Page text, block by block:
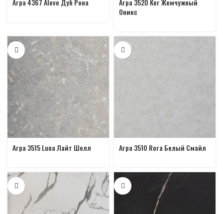
Arpa 4367 Aleve Дуб Рона
Arpa 3520 Ker Жемчужный
Оникс
Arpa 3515 Luna Лайт Шелл Arpa 3510 Rora Белый Смайл